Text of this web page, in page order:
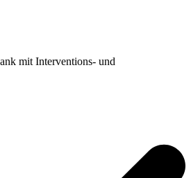
mit Interventions- und